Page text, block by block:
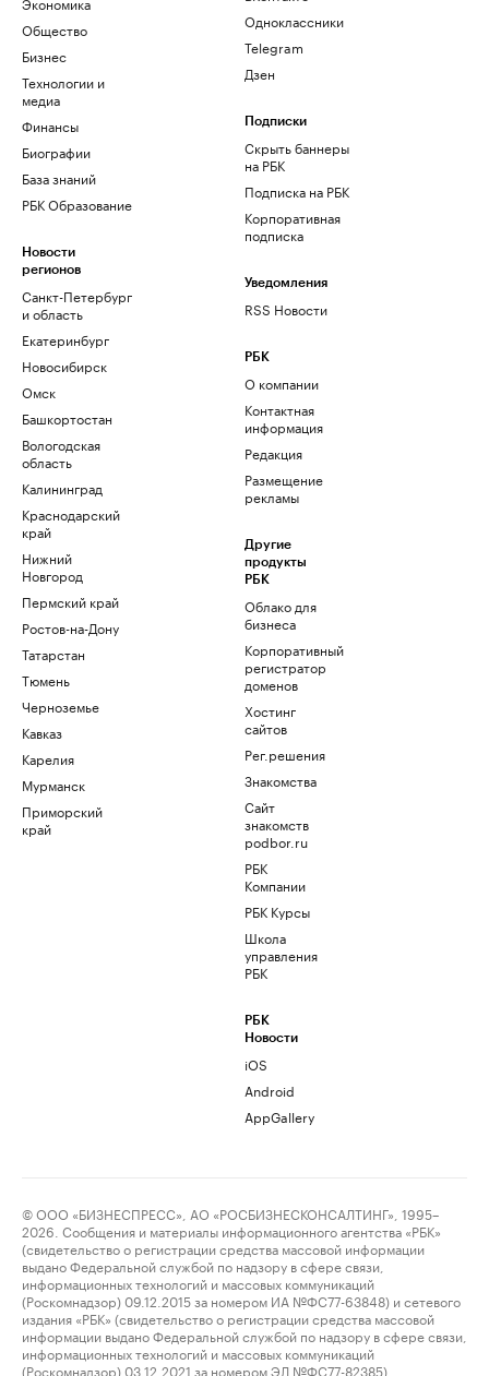
Общество
Бизнес
Технологии и
медиа
Финансы
Биографии
База знаний
РБК Образование
Новости
регионов
Санкт-Петербург
и область
Екатеринбург
Новосибирск
Омск
Башкортостан
Вологодская
область
Калининград
Краснодарский
край
Нижний
Новгород
Пермский край
Ростов-на-Дону
Татарстан
Тюмень
Черноземье
Кавказ
Карелия
Мурманск
Приморский
край
Одноклассники
Telegram
Дзен
Подписки
Скрыть баннеры
на РБК
Подписка на РБК
Корпоративная
подписка
Уведомления
RSS Новости
РБК
О компании
Контактная
информация
Редакция
Размещение
рекламы
Другие
продукты
РБК
Облако для
бизнеса
Корпоративный
регистратор
доменов
Хостинг
сайтов
Рег.решения
Знакомства
Сайт
знакомств
podbor.ru
РБК
Компании
РБК Курсы
Школа
управления
РБК
РБК
Новости
iOS
Android
AppGallery
© ООО «БИЗНЕСПРЕСС», АО «РОСБИЗНЕСКОНСАЛТИНГ», 1995–
2026. Сообщения и материалы информационного агентства «РБК»
(свидетельство о регистрации средства массовой информации
выдано Федеральной службой по надзору в сфере связи,
информационных технологий и массовых коммуникаций
(Роскомнадзор) 09.12.2015 за номером ИА №ФС77-63848) и сетевого
издания «РБК» (свидетельство о регистрации средства массовой
информации выдано Федеральной службой по надзору в сфере связи,
информационных технологий и массовых коммуникаций
(Роскомнадзор) 03.12.2021 за номером ЭЛ №ФС77-82385)